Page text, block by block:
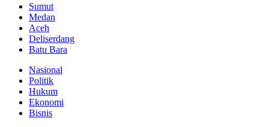
Sumut
Medan
Aceh
Deliserdang
Batu Bara
Nasional
Politik
Hukum
Ekonomi
Bisnis